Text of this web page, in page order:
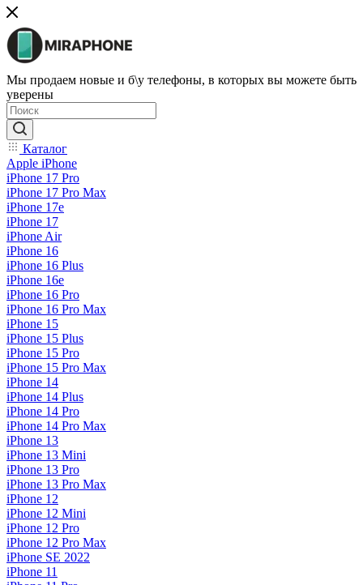
Мы продаем новые и б\у телефоны, в которых вы можете быть
уверены
Каталог
Apple iPhone
iPhone 17 Pro
iPhone 17 Pro Max
iPhone 17e
iPhone 17
iPhone Air
iPhone 16
iPhone 16 Plus
iPhone 16e
iPhone 16 Pro
iPhone 16 Pro Max
iPhone 15
iPhone 15 Plus
iPhone 15 Pro
iPhone 15 Pro Max
iPhone 14
iPhone 14 Plus
iPhone 14 Pro
iPhone 14 Pro Max
iPhone 13
iPhone 13 Mini
iPhone 13 Pro
iPhone 13 Pro Max
iPhone 12
iPhone 12 Mini
iPhone 12 Pro
iPhone 12 Pro Max
iPhone SE 2022
iPhone 11